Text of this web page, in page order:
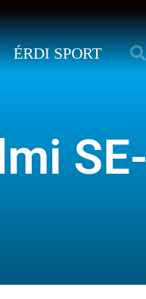
ÉRDI SPORT
SE-